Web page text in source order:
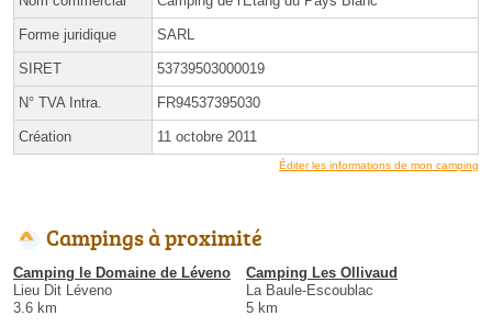
Forme juridique SARL
SIRET 53739503000019
N° TVA Intra. FR94537395030
Création 11 octobre 2011
Éditer les informations de mon camping
Campings à proximité
Camping le Domaine de Léveno
Lieu Dit Léveno
3.6 km
Camping Les Ollivaud
La Baule-Escoublac
5 km